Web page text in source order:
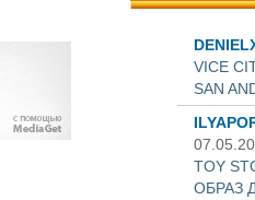
VICE
SAN
TOY
ОБРАЗ